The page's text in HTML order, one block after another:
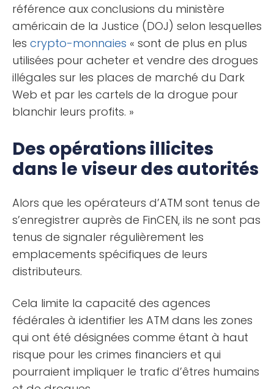
référence aux conclusions du ministère
américain de la Justice (DOJ) selon lesquelles
les crypto-monnaies « sont de plus en plus
utilisées pour acheter et vendre des drogues
illégales sur les places de marché du Dark
Web et par les cartels de la drogue pour
blanchir leurs profits. »
Des opérations illicites
dans le viseur des autorités
Alors que les opérateurs d’ATM sont tenus de
s’enregistrer auprès de FinCEN, ils ne sont pas
tenus de signaler régulièrement les
emplacements spécifiques de leurs
distributeurs.
Cela limite la capacité des agences
fédérales à identifier les ATM dans les zones
qui ont été désignées comme étant à haut
risque pour les crimes financiers et qui
pourraient impliquer le trafic d’êtres humains